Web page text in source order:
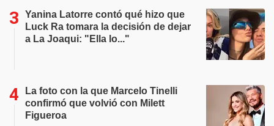
Yanina Latorre contó qué hizo que
Luck Ra tomara la decisión de dejar
a La Joaqui: "Ella lo..."
La foto con la que Marcelo Tinelli
confirmó que volvió con Milett
Figueroa